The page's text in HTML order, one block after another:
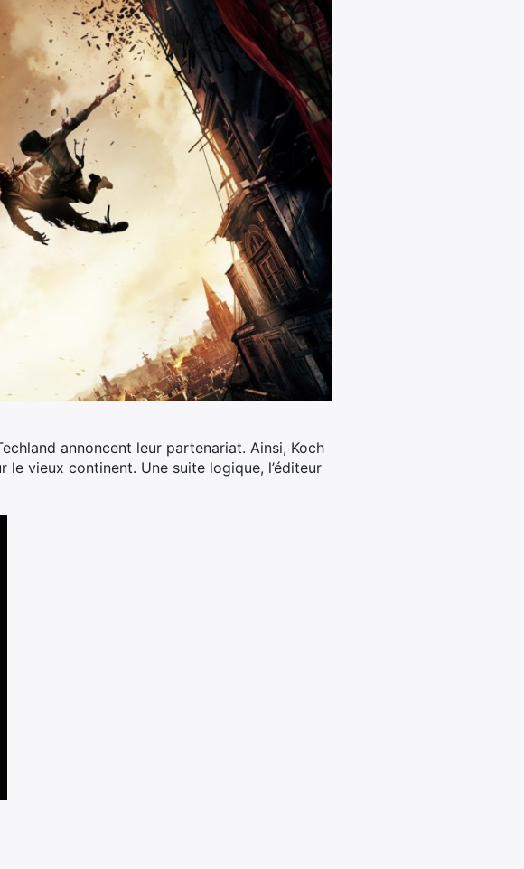
annoncent leur partenariat. Ainsi, Koch
vieux continent. Une suite logique, l’éditeur